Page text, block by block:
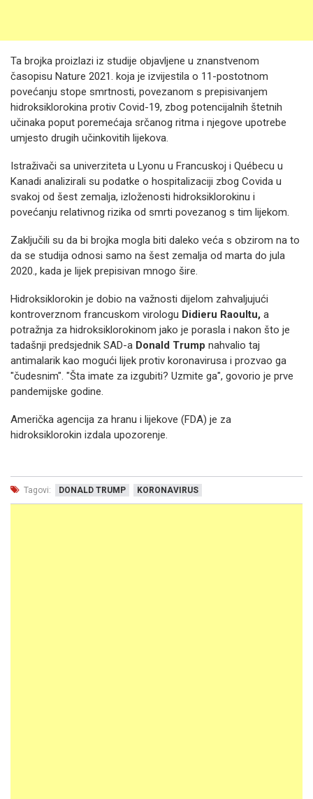
Ta brojka proizlazi iz studije objavljene u znanstvenom
časopisu Nature 2021. koja je izvijestila o 11-postotnom
povećanju stope smrtnosti, povezanom s prepisivanjem
hidroksiklorokina protiv Covid-19, zbog potencijalnih štetnih
učinaka poput poremećaja srčanog ritma i njegove upotrebe
umjesto drugih učinkovitih lijekova.
Istraživači sa univerziteta u Lyonu u Francuskoj i Québecu u
Kanadi analizirali su podatke o hospitalizaciji zbog Covida u
svakoj od šest zemalja, izloženosti hidroksiklorokinu i
povećanju relativnog rizika od smrti povezanog s tim lijekom.
Zaključili su da bi brojka mogla biti daleko veća s obzirom na to
da se studija odnosi samo na šest zemalja od marta do jula
2020., kada je lijek prepisivan mnogo šire.
Hidroksiklorokin je dobio na važnosti dijelom zahvaljujući
kontroverznom francuskom virologu Didieru Raoultu, a
potražnja za hidroksiklorokinom jako je porasla i nakon što je
tadašnji predsjednik SAD-a Donald Trump nahvalio taj
antimalarik kao mogući lijek protiv koronavirusa i prozvao ga
"čudesnim". "Šta imate za izgubiti? Uzmite ga", govorio je prve
pandemijske godine.
Američka agencija za hranu i lijekove (FDA) je za
hidroksiklorokin izdala upozorenje.
Tagovi: DONALD TRUMP KORONAVIRUS